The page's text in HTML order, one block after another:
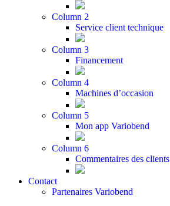
Column 2
Service client technique
Column 3
Financement
Column 4
Machines d’occasion
Column 5
Mon app Variobend
Column 6
Commentaires des clients
Contact
Partenaires Variobend